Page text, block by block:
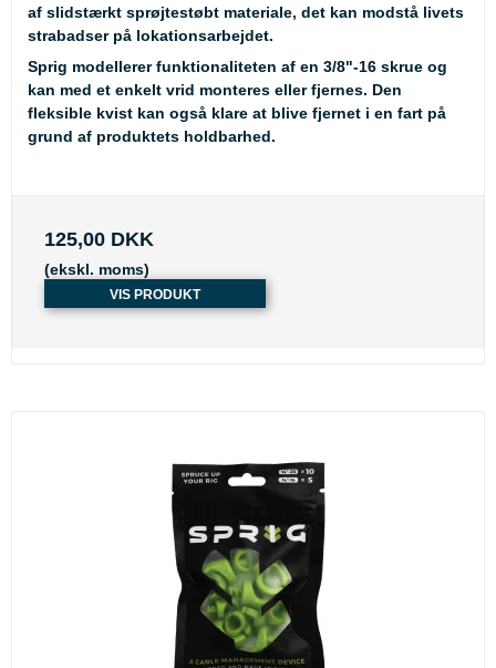
af slidstærkt sprøjtestøbt materiale, det kan modstå livets
strabadser på lokationsarbejdet.
Sprig modellerer funktionaliteten af en 3/8"-16 skrue og
kan med et enkelt vrid monteres eller fjernes. Den
fleksible kvist kan også klare at blive fjernet i en fart på
grund af produktets holdbarhed.
125,00 DKK
(ekskl. moms)
VIS PRODUKT